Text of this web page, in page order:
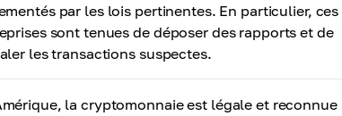
par les lois pertinentes. En particulier, ces
sont tenues de déposer des rapports et de
les transactions suspectes.
la cryptomonnaie est légale et reconnue